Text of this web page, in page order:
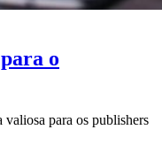
o
para os publishers